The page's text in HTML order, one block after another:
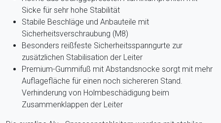
Sicke für sehr hohe Stabilität
Stabile Beschläge und Anbauteile mit
Sicherheitsverschraubung (M8)
Besonders reißfeste Sicherheitsspanngurte zur
zusätzlichen Stabilisation der Leiter
Premium-Gummifuß mit Abstandsnocke sorgt mit mehr
Auflagefläche für einen noch sichereren Stand.
Verhinderung von Holmbeschädigung beim
Zusammenklappen der Leiter